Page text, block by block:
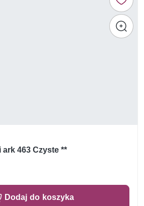
ark 463 Czyste **
Dodaj do koszyka